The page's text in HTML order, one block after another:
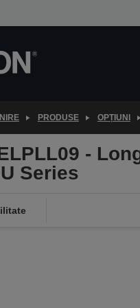
PRODUSE OPȚIUNI
-
Series